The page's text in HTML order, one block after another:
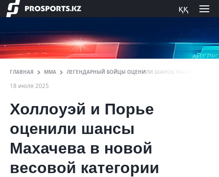
ққ
ГЛАВНАЯ ММА ЛЕГЕНДАРНЫЙ БОЙЦЫ ОЦЕНИЛИ ШАНСЫ МАХАЧЕВА В
18 июля 2025
Холлоуэй и Порье
оценили шансы
Махачева в новой
весовой категории